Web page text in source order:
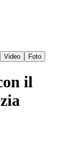
Video Foto
il